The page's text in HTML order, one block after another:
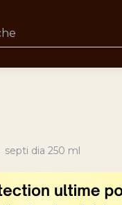
septi dia 250 ml